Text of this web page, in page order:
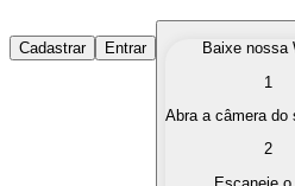
Comprar Criptomoedas
Compre as criptomoedas
Converta suas
Cadastrar Entrar
Baixe nossa
1
Abra a câmera do
2